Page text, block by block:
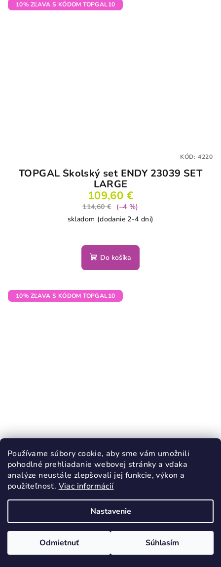
Používame súbory cookie, aby sme vám umožnili
pohodlné prehliadanie webovej stránky a vďaka
analýze neustále zlepšovali jej funkcie, výkon a
použiteľnosť. Viac informácií
Nastavenie
Odmietnuť Súhlasím
10% ZĽAVA S KÓDOM TOPGAL10
TOPGAL Školský set ENDY 23039 SET
LARGE
109,60 €
114,60 €
(–4 %)
skladom (dodanie 2-4 dni)
Do košíka
KÓD: 4220
10% ZĽAVA S KÓDOM TOPGAL10
TOPGAL Školský set ENDY 23039 SET
MEDIUM
102,70 €
106,70 € (–3 %)
skladom (dodanie 2-4 dni)